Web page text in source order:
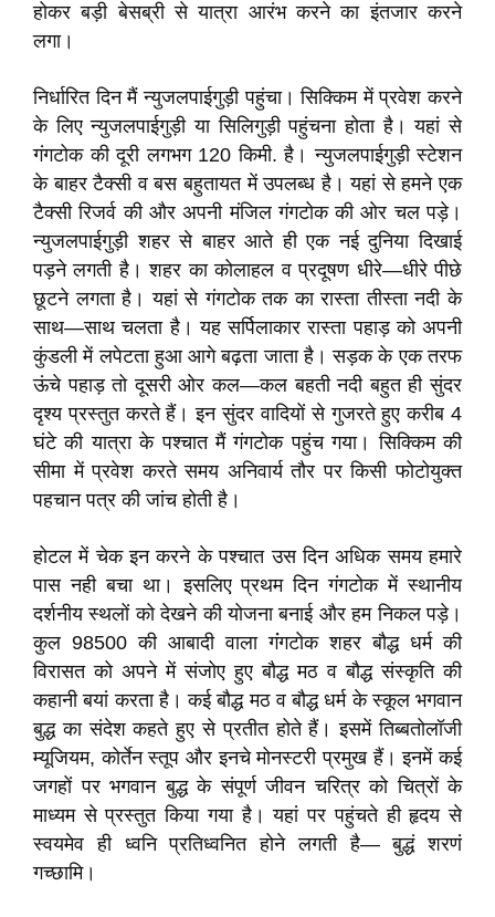
होकर बड़ी बेसब्री से यात्रा आरंभ करने का इंतजार करने
लगा।
निर्धारित दिन मैं न्युजलपाईगुड़ी पहुंचा। सिक्किम में प्रवेश करने
के लिए न्युजलपाईगुड़ी या सिलिगुड़ी पहुंचना होता है। यहां से
गंगटोक की दूरी लगभग 120 किमी. है। न्युजलपाईगुड़ी स्टेशन
के बाहर टैक्सी व बस बहुतायत में उपलब्ध है। यहां से हमने एक
टैक्सी रिजर्व की और अपनी मंजिल गंगटोक की ओर चल पड़े।
न्युजलपाईगुड़ी शहर से बाहर आते ही एक नई दुनिया दिखाई
पड़ने लगती है। शहर का कोलाहल व प्रदूषण धीरे—धीरे पीछे
छूटने लगता है। यहां से गंगटोक तक का रास्ता तीस्ता नदी के
साथ—साथ चलता है। यह सर्पिलाकार रास्ता पहाड़ को अपनी
कुंडली में लपेटता हुआ आगे बढ़ता जाता है। सड़क के एक तरफ
ऊंचे पहाड़ तो दूसरी ओर कल—कल बहती नदी बहुत ही सुंदर
दृश्य प्रस्तुत करते हैं। इन सुंदर वादियों से गुजरते हुए करीब 4
घंटे की यात्रा के पश्चात मैं गंगटोक पहुंच गया। सिक्किम की
सीमा में प्रवेश करते समय अनिवार्य तौर पर किसी फोटोयुक्त
पहचान पत्र की जांच होती है।
होटल में चेक इन करने के पश्चात उस दिन अधिक समय हमारे
पास नही बचा था। इसलिए प्रथम दिन गंगटोक में स्थानीय
दर्शनीय स्थलों को देखने की योजना बनाई और हम निकल पड़े।
कुल 98500 की आबादी वाला गंंगटोक शहर बौद्ध धर्म की
विरासत को अपने में संजोए हुए बौद्ध मठ व बौद्ध संस्कृति की
कहानी बयां करता है। कई बौद्ध मठ व बौद्ध धर्म के स्कूल भगवान
बुद्ध का संदेश कहते हुए से प्रतीत होते हैं। इसमें तिब्बतोलॉजी
म्यूजियम, कोर्तेन स्तूप और इनचे मोनस्टरी प्रमुख हैं। इनमें कई
जगहों पर भगवान बुद्ध के संपूर्ण जीवन चरित्र को चित्रों के
माध्यम से प्रस्तुत किया गया है। यहां पर पहुंचते ही हृदय से
स्वयमेव ही ध्वनि प्रतिध्वनित होने लगती है— बुद्धं शरणं
गच्छामि।